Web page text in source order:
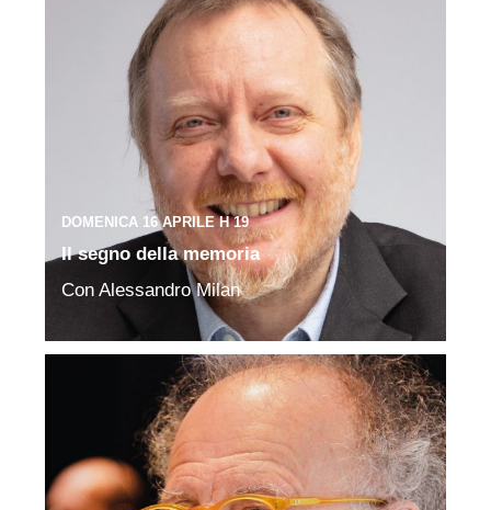
DOMENICA 16 APRILE H 19
Il segno della memoria
Con Alessandro Milan